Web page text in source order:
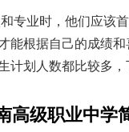
专业时，他们应该
能根据自己的成绩
计划人数都比较多
高级职业中学